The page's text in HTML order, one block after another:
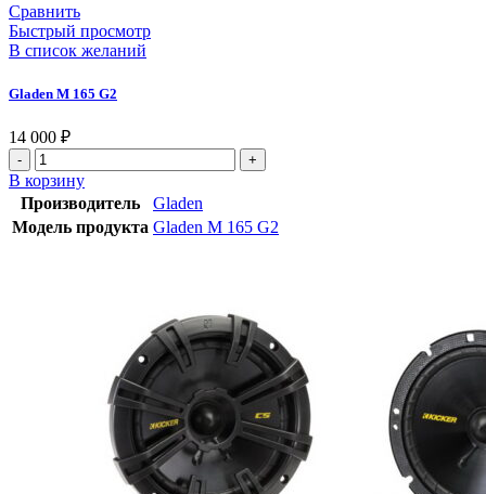
Сравнить
Быстрый просмотр
В список желаний
Gladen M 165 G2
14 000 ₽
В корзину
Производитель
Gladen
Модель продукта Gladen M 165 G2